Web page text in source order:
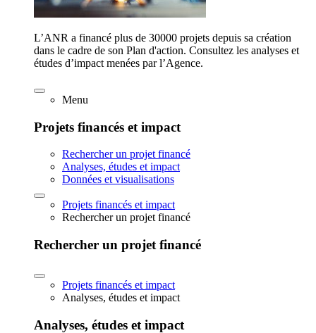
L’ANR a financé plus de 30000 projets depuis sa création
dans le cadre de son Plan d'action. Consultez les analyses et
études d’impact menées par l’Agence.
Menu
Projets financés et impact
Rechercher un projet financé
Analyses, études et impact
Données et visualisations
Projets financés et impact
Rechercher un projet financé
Rechercher un projet financé
Projets financés et impact
Analyses, études et impact
Analyses, études et impact